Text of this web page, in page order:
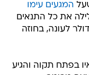
המגעים עימו
את כל התנאים
וירוויח כ-135 אלף דולר לעונה, בחוזה
בפתח תקוה והגיע